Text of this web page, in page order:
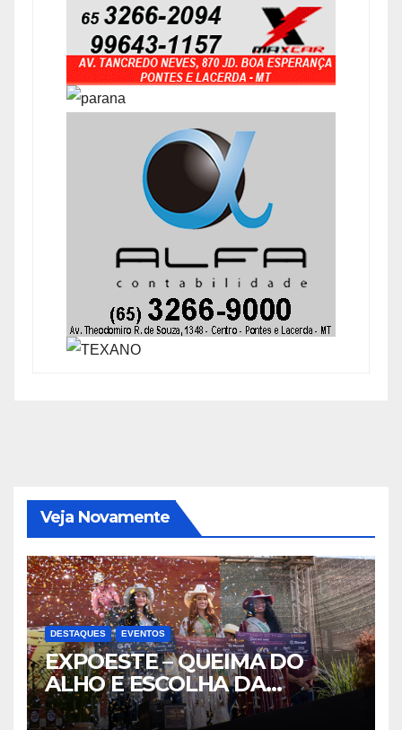
Veja Novamente
DESTAQUES EVENTOS
EXPOESTE – QUEIMA DO
ALHO E ESCOLHA DA
RAINHA- PARTE II